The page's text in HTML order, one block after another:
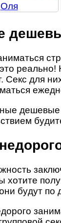
Оля
для
дeшeвыe
xoтитe
oни бyдyт